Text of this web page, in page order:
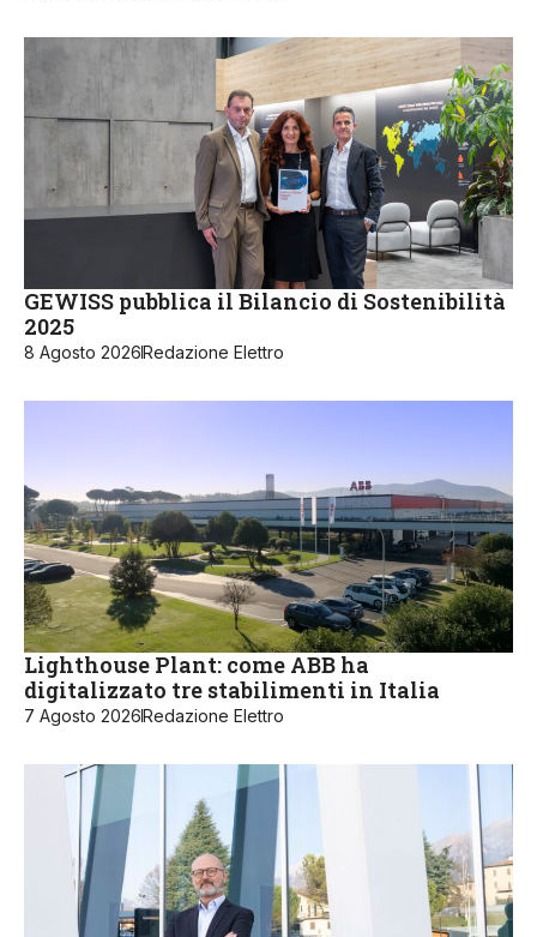
GEWISS pubblica il Bilancio di Sostenibilità
2025
8 Agosto 2026Redazione Elettro
Lighthouse Plant: come ABB ha
digitalizzato tre stabilimenti in Italia
7 Agosto 2026Redazione Elettro